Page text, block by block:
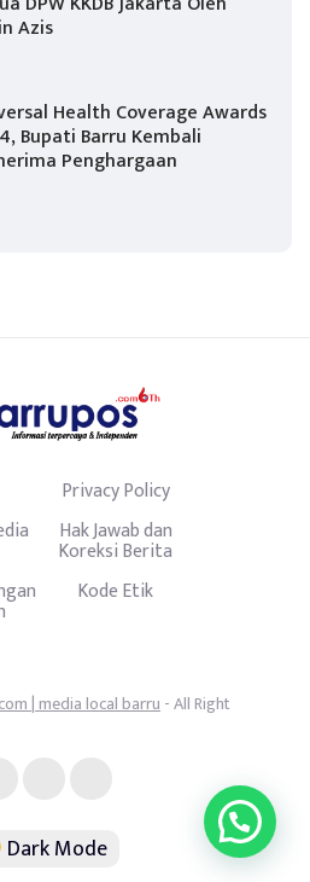
Azis
Health Coverage Awards
Bupati Barru Kembali
Penghargaan
Privacy Policy
Hak Jawab dan
Koreksi Berita
Kode Etik
| media local barru- All Right
Dark Mode